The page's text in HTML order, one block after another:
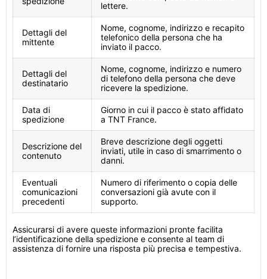
lettere.
Dettagli del
mittente
Nome, cognome, indirizzo e recapito
telefonico della persona che ha
inviato il pacco.
Dettagli del
destinatario
Nome, cognome, indirizzo e numero
di telefono della persona che deve
ricevere la spedizione.
Data di
spedizione
Giorno in cui il pacco è stato affidato
a TNT France.
Descrizione del
contenuto
Breve descrizione degli oggetti
inviati, utile in caso di smarrimento o
danni.
Eventuali
comunicazioni
precedenti
Numero di riferimento o copia delle
conversazioni già avute con il
supporto.
Assicurarsi di avere queste informazioni pronte facilita
l’identificazione della spedizione e consente al team di
assistenza di fornire una risposta più precisa e tempestiva.